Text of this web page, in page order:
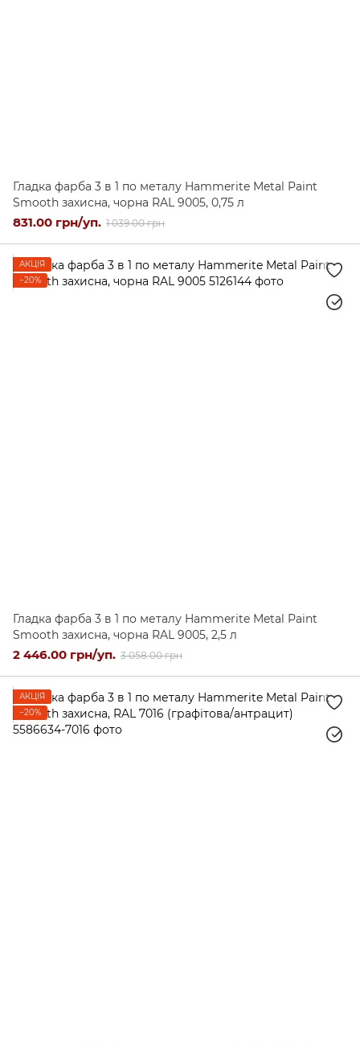
Гладка фарба 3 в 1 по металу Hammerite Metal Paint
Smooth захисна, чорна RAL 9005, 0,75 л
831.00 грн/уп. 1 039.00 грн
АКЦІЯ
−20%
Гладка фарба 3 в 1 по металу Hammerite Metal Paint
Smooth захисна, чорна RAL 9005, 2,5 л
2 446.00 грн/уп. 3 058.00 грн
АКЦІЯ
−20%